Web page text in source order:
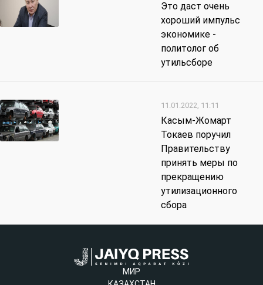
Это даст очень
хороший импульс
экономике -
политолог об
утильсборе
11.01.2022, 11:11
Касым-Жомарт
Токаев поручил
Правительству
принять меры по
прекращению
утилизационного
сбора
МИР